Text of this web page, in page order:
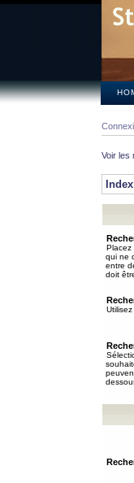
Voir les
Placez
qui ne
entre
doit